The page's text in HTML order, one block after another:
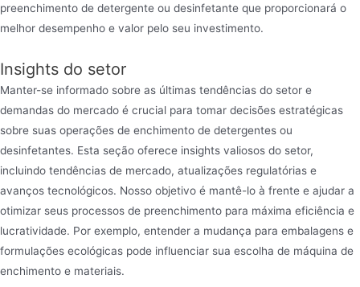
preenchimento de detergente ou desinfetante que proporcionará o
melhor desempenho e valor pelo seu investimento.
Insights do setor
Manter-se informado sobre as últimas tendências do setor e
demandas do mercado é crucial para tomar decisões estratégicas
sobre suas operações de enchimento de detergentes ou
desinfetantes. Esta seção oferece insights valiosos do setor,
incluindo tendências de mercado, atualizações regulatórias e
avanços tecnológicos. Nosso objetivo é mantê-lo à frente e ajudar a
otimizar seus processos de preenchimento para máxima eficiência e
lucratividade. Por exemplo, entender a mudança para embalagens e
formulações ecológicas pode influenciar sua escolha de máquina de
enchimento e materiais.